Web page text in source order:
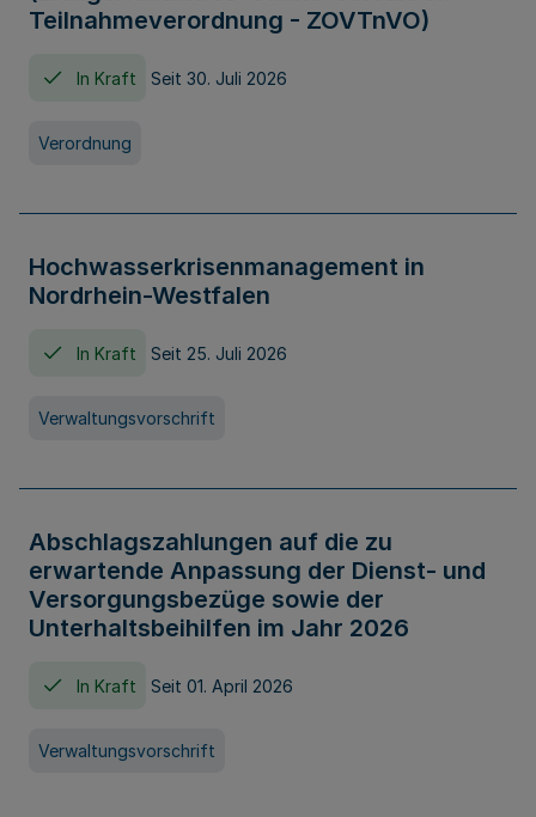
Teilnahmeverordnung - ZOVTnVO)
In Kraft Seit 30. Juli 2026
Verordnung
Hochwasserkrisenmanagement in
Nordrhein-Westfalen
In Kraft Seit 25. Juli 2026
Verwaltungsvorschrift
Abschlagszahlungen auf die zu
erwartende Anpassung der Dienst- und
Versorgungsbezüge sowie der
Unterhaltsbeihilfen im Jahr 2026
In Kraft Seit 01. April 2026
Verwaltungsvorschrift